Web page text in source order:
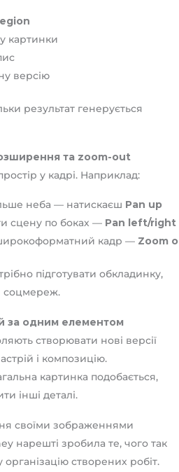
картинки
версію
результат генерується
та zoom-out
у кадрі. Наприклад:
неба — натискаєш Pan up
сцену по боках — Pan left/right
кадр — Zoom
підготувати обкладинку,
соцмереж.
за одним елементом
створювати нові версії
і композицію.
картинка подобається,
інші деталі.
своїми зображеннями
нарешті зробила те, чого так
створених робіт.